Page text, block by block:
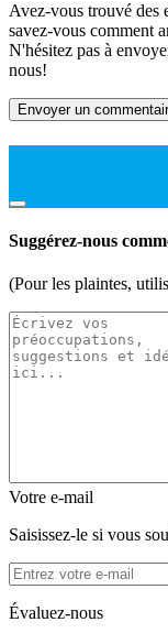
Avez-vous trouvé des
savez-vous comment
N'hésitez pas à
nous!
Envoyer un
Suggérez-nous
(Pour les plaintes,
Votre e-mail
Saisissez-le si vous
Évaluez-nous